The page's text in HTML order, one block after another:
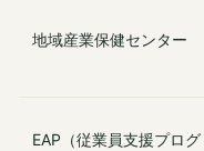
地域産業保健センター
EAP（従業員支援プログ